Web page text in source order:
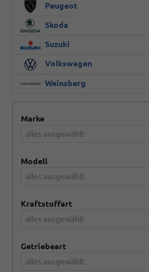
Peugeot
Skoda
Suzuki
Volkswagen
Weinsberg
Marke
alles ausgewählt
Modell
alles ausgewählt
Kraftstoffart
alles ausgewählt
Getriebeart
alles ausgewählt